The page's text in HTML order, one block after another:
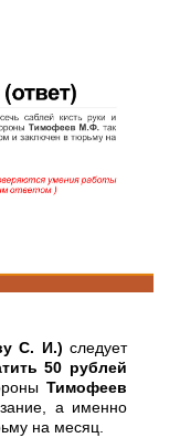
С. И.) следует
50 рублей
Тимофеев
а именно
на месяц.